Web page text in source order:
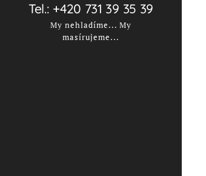
Tel.: +420 731 39 35 39
My nehladíme... My
masírujeme...